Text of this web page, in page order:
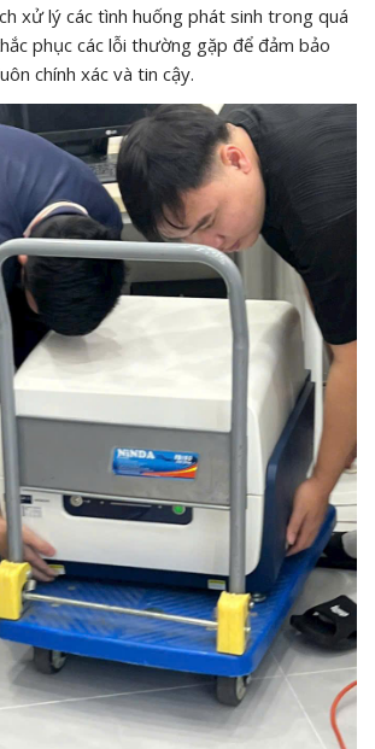
xử lý các tình huống phát sinh trong quá
phục các lỗi thường gặp để đảm bảo
chính xác và tin cậy.